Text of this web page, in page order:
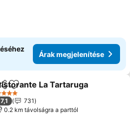
Árak megjelenítése
Hozzáadás a kedvencekhez
La Tartaruga
7,1
731
0.2 km távolságra a parttól